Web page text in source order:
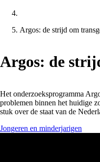
Argos: de strijd om
Argos: de
Het onderzoeksprogramma
problemen binnen het huidige
stuk over de staat van de
Jongeren en minderjarigen